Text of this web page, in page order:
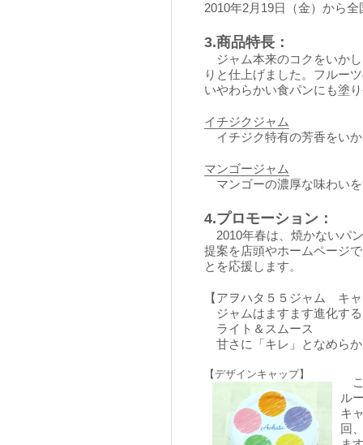
2010年2月19日（金）から全
3.商品特長：
ジャム本来のコクをいか
りと仕上げました。フルー
いやわらかい食パンにも塗
イチジクジャム
イチジク特有の芳香をい
マンゴージャム
マンゴーの濃厚な味わい
4.プロモーション：
2010年春は、焼かないパ
提案を店頭やホームページ
とを応援します。
【アヲハタ５５ジャム キ
ジャムはますます進化す
ライト＆スムース
甘さに「キレ」となめら
【デザインキャップ】
こ
ル
キ
回